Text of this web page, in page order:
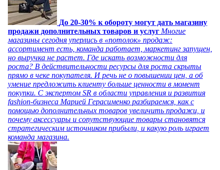
До 20-30% к обороту могут дать магазину
продажи дополнительных товаров и услуг Многие
магазины сегодня уперлись в «потолок» продаж:
ассортимент есть, команда работает, маркетинг запущен,
но выручка не растет. Где искать возможности для
роста? В действительности ресурсы для роста скрыты
прямо в чеке покупателя. И речь не о повышении цен, а об
умение предложить клиенту больше ценности в момент
покупки. С экспертом SR в области управления и развития
fashion-бизнеса Марией Герасименко разбираемся, как с
помощью дополнительных товаров увеличить продажи, и
почему аксессуары и сопутствующие товары становятся
стратегическим источником прибыли, и какую роль играет
команда магазина.